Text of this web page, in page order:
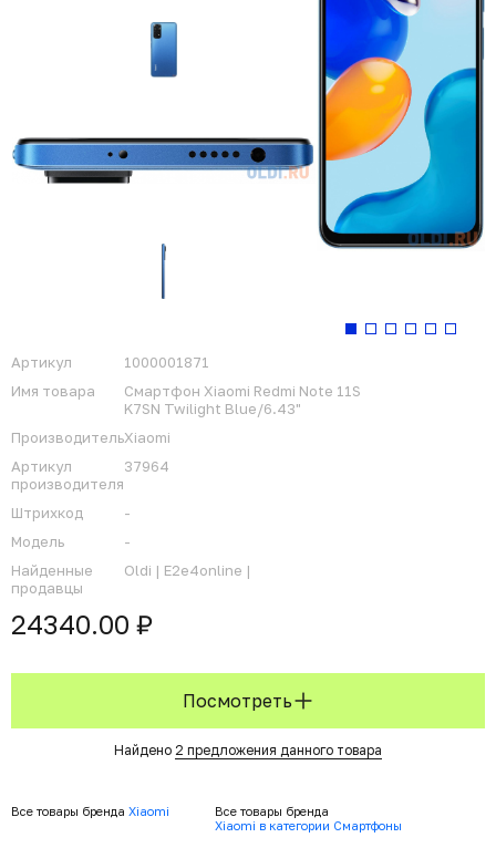
Артикул
1000001871
Имя товара
Смартфон Xiaomi Redmi Note 11S
K7SN Twilight Blue/6.43"
ПроизводительXiaomi
Артикул
производителя
37964
Штрихкод
-
Модель
-
Найденные
продавцы
Oldi | E2e4online |
24340.00 ₽
Посмотреть
Найдено 2 предложения данного товара
Все товары бренда Xiaomi
Все товары бренда
Xiaomi в категории Смартфоны